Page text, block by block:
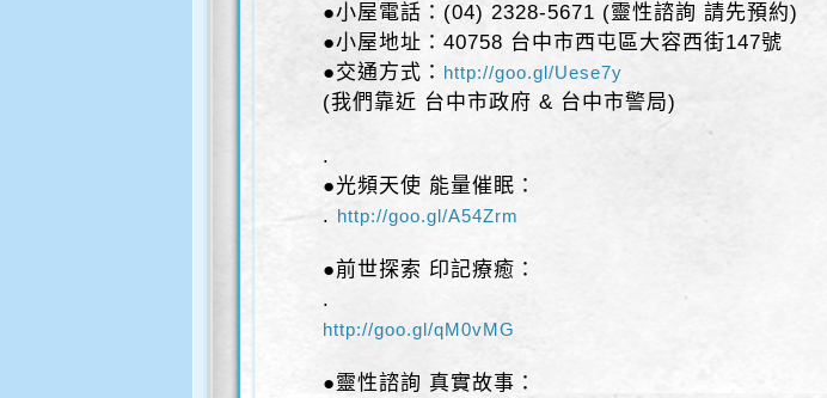
●小屋電話：(04) 2328-5671 (靈性諮詢 請先預約)
●小屋地址：40758 台中市西屯區大容西街147號
●交通方式： http://goo.gl/Uese7y
(我們靠近 台中市政府 & 台中市警局)
.
●光頻天使 能量催眠：
. http://goo.gl/A54Zrm
●前世探索 印記療癒：
.
http://goo.gl/qM0vMG
●靈性諮詢 真實故事：